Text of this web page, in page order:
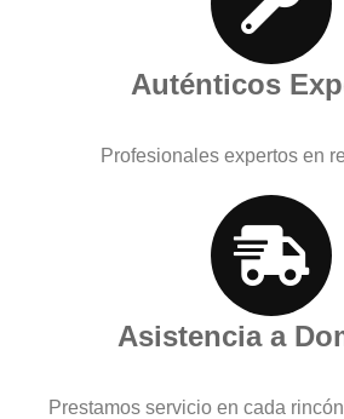
Auténticos
Profesionales expertos en
Asistencia a
Prestamos servicio en cada